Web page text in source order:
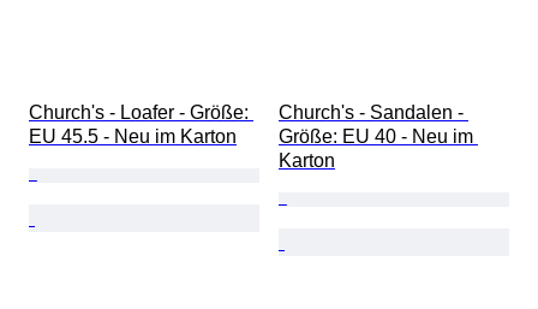
Church's - Loafer - Größe:
EU 45.5 - Neu im Karton
Church's - Sandalen -
Größe: EU 40 - Neu im
Karton